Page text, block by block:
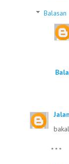
Balasan
* * *